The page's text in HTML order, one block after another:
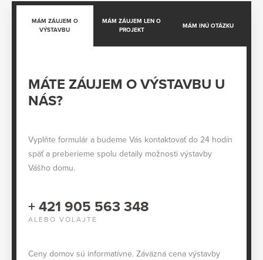
MÁM ZÁUJEM O
VÝSTAVBU
MÁM ZÁUJEM LEN O
PROJEKT
MÁM INÚ OTÁZKU
MÁTE ZÁUJEM O VÝSTAVBU U
NÁS?
Vyplňte formulár a budeme Vás kontaktovať do 24 hodín
späť a preberieme spolu detaily možnosti výstavby
Vášho domu.
+ 421 905 563 348
ALEBO VOLAJTE
Ceny domov sú informatívne. Záväzná cena výstavby